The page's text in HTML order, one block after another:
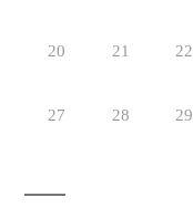
20 21 22
27 28 29